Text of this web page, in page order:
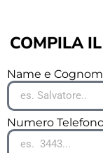
COMPILA
Name e
Numero